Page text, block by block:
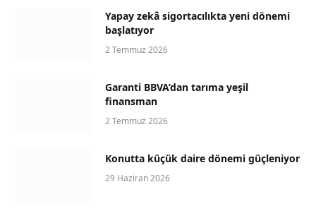
Yapay zekâ sigortacılıkta yeni dönemi
başlatıyor
2 Temmuz 2026
Garanti BBVA’dan tarıma yeşil
finansman
2 Temmuz 2026
Konutta küçük daire dönemi güçleniyor
29 Haziran 2026